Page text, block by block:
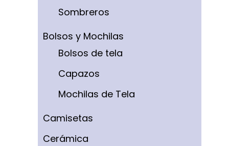
Sombreros
Bolsos y Mochilas
Bolsos de tela
Capazos
Mochilas de Tela
Camisetas
Cerámica